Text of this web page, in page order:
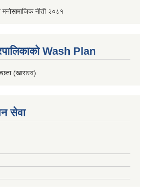
नीती २०८१
Wash Plan
(खासस्व)
सेवा